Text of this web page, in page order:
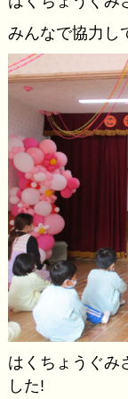
みんなで協力し
はくちょうぐみ
した!